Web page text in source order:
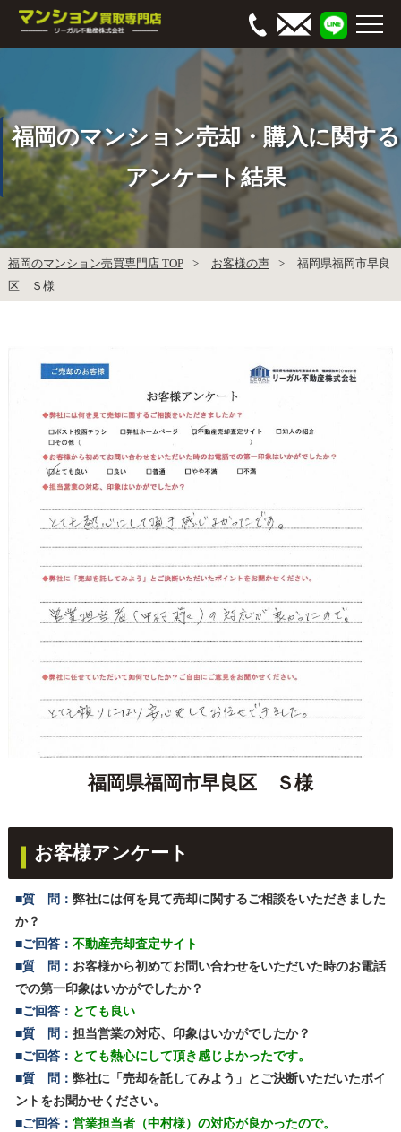
福岡のマンション売却・購入に関する
アンケート結果
福岡のマンション売買専門店 TOP お客様の声
福岡県福岡市早良
区 Ｓ様
福岡県福岡市早良区 Ｓ様
お客様アンケート
■質 問： 弊社には何を見て売却に関するご相談をいただきました
か？
■ご回答： 不動産売却査定サイト
■質 問： お客様から初めてお問い合わせをいただいた時のお電話
での第一印象はいかがでしたか？
■ご回答： とても良い
■質 問： 担当営業の対応、印象はいかがでしたか？
■ご回答： とても熱心にして頂き感じよかったです。
■質 問： 弊社に「売却を託してみよう」とご決断いただいたポイ
ントをお聞かせください。
■ご回答： 営業担当者（中村様）の対応が良かったので。